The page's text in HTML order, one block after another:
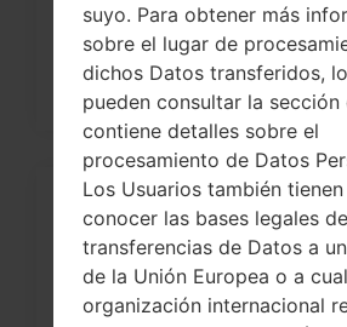
suyo. Para obtener más
sobre el lugar de
dichos Datos transferidos,
pueden consultar la sección
contiene detalles sobre el
procesamiento de Datos
Los Usuarios también
conocer las bases legales
transferencias de Datos a
de la Unión Europea o a
organización internacional